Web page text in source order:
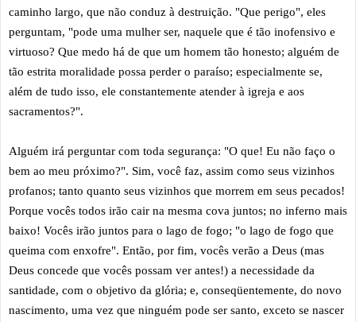
caminho largo, que não conduz à destruição. "Que perigo", eles
perguntam, "pode uma mulher ser, naquele que é tão inofensivo e
virtuoso? Que medo há de que um homem tão honesto; alguém de
tão estrita moralidade possa perder o paraíso; especialmente se,
além de tudo isso, ele constantemente atender à igreja e aos
sacramentos?".
Alguém irá perguntar com toda segurança: "O que! Eu não faço o
bem ao meu próximo?". Sim, você faz, assim como seus vizinhos
profanos; tanto quanto seus vizinhos que morrem em seus pecados!
Porque vocês todos irão cair na mesma cova juntos; no inferno mais
baixo! Vocês irão juntos para o lago de fogo; "o lago de fogo que
queima com enxofre". Então, por fim, vocês verão a Deus (mas
Deus concede que vocês possam ver antes!) a necessidade da
santidade, com o objetivo da glória; e, conseqüentemente, do novo
nascimento, uma vez que ninguém pode ser santo, exceto se nascer